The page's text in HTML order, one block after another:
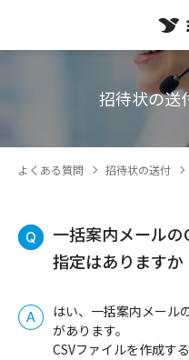
招待状の送
よくある質問 招待状の送付
一括案内メールの
指定はありますか
はい、一括案内メール
があります。
CSVファイルを作成す